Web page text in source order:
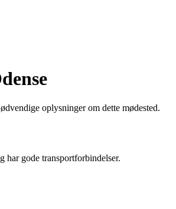
oplysninger om dette mødested.
har gode transportforbindelser.